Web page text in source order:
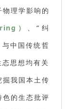
理学影响的
） 、“纠
中国传统哲
思想均有关
我国本土传
的生态批评